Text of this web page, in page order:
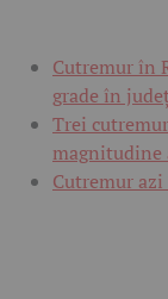
Cutremur în
grade în
Trei
magnitudine
Cutremur